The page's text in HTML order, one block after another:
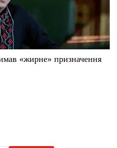
«жирне» призначення